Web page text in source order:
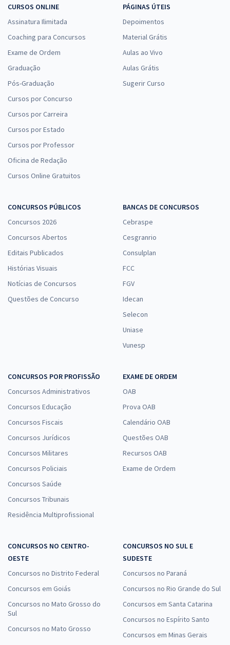
CURSOS ONLINE
Assinatura Ilimitada
Coaching para Concursos
Exame de Ordem
Graduação
Pós-Graduação
Cursos por Concurso
Cursos por Carreira
Cursos por Estado
Cursos por Professor
Oficina de Redação
Cursos Online Gratuitos
PÁGINAS ÚTEIS
Depoimentos
Material Grátis
Aulas ao Vivo
Aulas Grátis
Sugerir Curso
CONCURSOS PÚBLICOS
Concursos 2026
Concursos Abertos
Editais Publicados
Histórias Visuais
Notícias de Concursos
Questões de Concurso
BANCAS DE CONCURSOS
Cebraspe
Cesgranrio
Consulplan
FCC
FGV
Idecan
Selecon
Uniase
Vunesp
CONCURSOS POR PROFISSÃO
Concursos Administrativos
Concursos Educação
Concursos Fiscais
Concursos Jurídicos
Concursos Militares
Concursos Policiais
Concursos Saúde
Concursos Tribunais
Residência Multiprofissional
EXAME DE ORDEM
OAB
Prova OAB
Calendário OAB
Questões OAB
Recursos OAB
Exame de Ordem
CONCURSOS NO CENTRO-
OESTE
Concursos no Distrito Federal
Concursos em Goiás
Concursos no Mato Grosso do
Sul
Concursos no Mato Grosso
CONCURSOS NO SUL E
SUDESTE
Concursos no Paraná
Concursos no Rio Grande do Sul
Concursos em Santa Catarina
Concursos no Espírito Santo
Concursos em Minas Gerais